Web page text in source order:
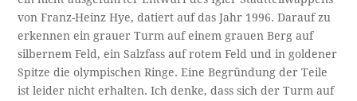
von Franz-Heinz Hye, datiert auf das Jahr 1996. Darauf zu
erkennen ein grauer Turm auf einem grauen Berg auf
silbernem Feld, ein Salzfass auf rotem Feld und in goldener
Spitze die olympischen Ringe. Eine Begründung der Teile
ist leider nicht erhalten. Ich denke, dass sich der Turm auf